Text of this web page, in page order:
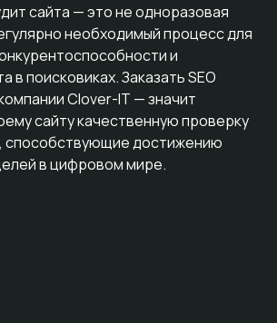
сайта — это не одноразовая
необходимый процесс для
и
в поисковиках. Заказать SEO
Clover-IT — значит
сайту качественную проверку
способствующие достижению
в цифровом мире.